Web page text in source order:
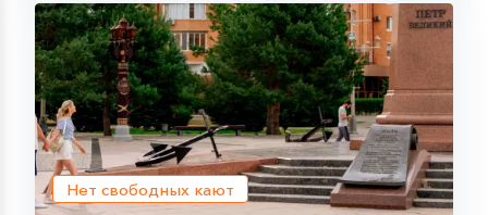
Нет свободных кают